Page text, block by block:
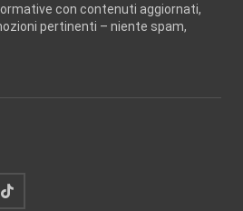
con contenuti aggiornati,
pertinenti – niente spam,